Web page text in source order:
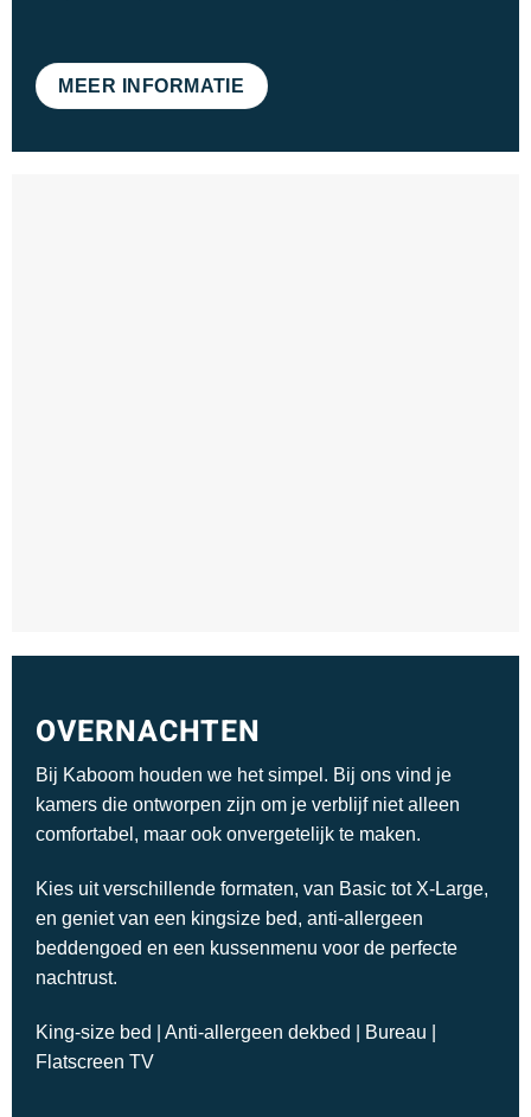
MEER INFORMATIE
OVERNACHTEN
Bij Kaboom houden we het simpel. Bij ons vind je
kamers die ontworpen zijn om je verblijf niet alleen
comfortabel, maar ook onvergetelijk te maken.
Kies uit verschillende formaten, van Basic tot X-Large,
en geniet van een kingsize bed, anti-allergeen
beddengoed en een kussenmenu voor de perfecte
nachtrust.
King-size bed | Anti-allergeen dekbed | Bureau |
Flatscreen TV